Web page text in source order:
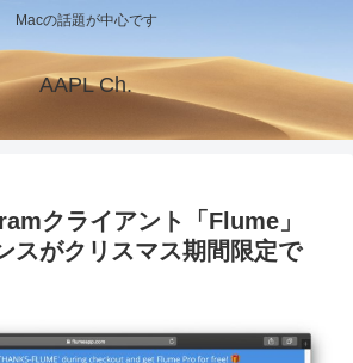
Macの話題が中心です
AAPL Ch.
クライアント「Flume」
スがクリスマス期間限定で